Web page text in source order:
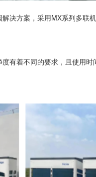
决方案，采用MX系列多联
有着不同的要求，且使用时